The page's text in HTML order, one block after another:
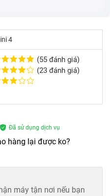
hình iPad Mini 4?
ảnh hưởng rất nhiều đến
đó, nếu iPad Mini 4 của
bảo hiệu suất hoạt động
ảnh hưởng đến các linh
4
(55 đánh giá)
(23 đánh giá)
Đã sử dụng dịch vụ
hàng lại được ko?
máy tận nơi nếu bạn